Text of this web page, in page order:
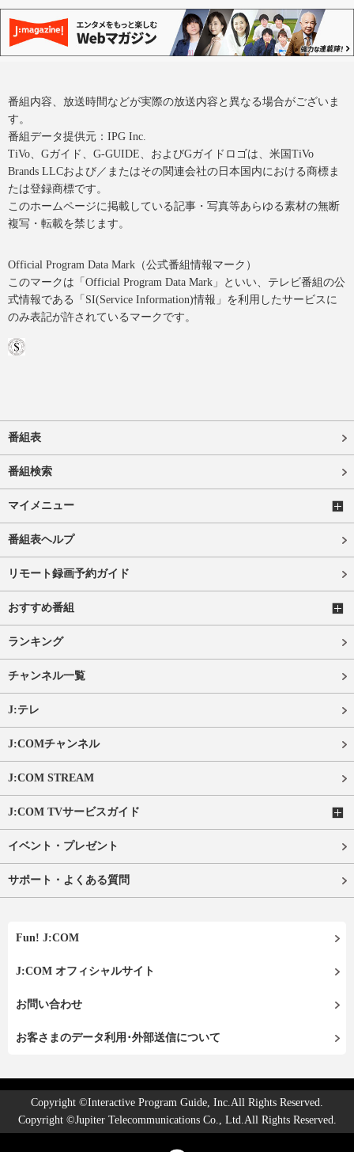
番組内容、放送時間などが実際の放送内容と異なる場合がございま
す。
番組データ提供元：IPG Inc.
TiVo、Gガイド、G-GUIDE、およびGガイドロゴは、米国TiVo
Brands LLCおよび／またはその関連会社の日本国内における商標ま
たは登録商標です。
このホームページに掲載している記事・写真等あらゆる素材の無断
複写・転載を禁じます。
Official Program Data Mark（公式番組情報マーク）
このマークは「Official Program Data Mark」といい、テレビ番組の公
式情報である「SI(Service Information)情報」を利用したサービスに
のみ表記が許されているマークです。
番組表
番組検索
マイメニュー
番組表ヘルプ
リモート録画予約ガイド
おすすめ番組
ランキング
チャンネル一覧
J:テレ
J:COMチャンネル
J:COM STREAM
J:COM TVサービスガイド
イベント・プレゼント
サポート・よくある質問
Fun! J:COM
J:COM オフィシャルサイト
お問い合わせ
お客さまのデータ利用･外部送信について
Copyright ©Interactive Program Guide, Inc.All Rights Reserved.
Copyright ©Jupiter Telecommunications Co., Ltd.All Rights Reserved.